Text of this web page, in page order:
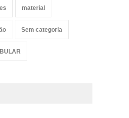
material
Sem categoria